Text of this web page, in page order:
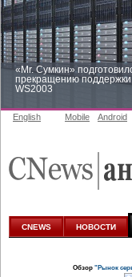
по
на
время
об